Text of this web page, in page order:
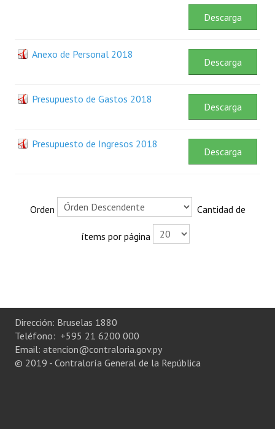
Informe y Dictamen sobre el Informe Financiero del Ministerio de
Informes de Auditoría
Reporte de Hechos Punibles
Control de Vehículos del Estado
Informes de Evaluación del Plan de Mejoramiento
ODS
Descarga
Anexo de Personal 2018
Descarga
Presupuesto de Gastos 2018
Descarga
Presupuesto de Ingresos 2018
Descarga
Orden Cantidad de
ítems por página
Dirección: Bruselas 1880
Teléfono: +595 21 6200 000
Email: atencion@contraloria.gov.py
© 2019 - Contraloría General de la República